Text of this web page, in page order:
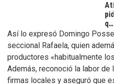
pide
que
se
de
Así lo expresó Domingo
seccional Rafaela, quien
productores «habitualmente
Además, reconoció la labor
firmas locales y aseguró que